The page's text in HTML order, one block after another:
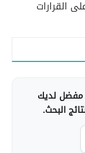
القرارات
لديك
البحث.